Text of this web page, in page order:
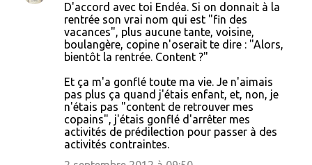
D'accord avec toi Endéa. Si on donnait à la
rentrée son vrai nom qui est "fin des
vacances", plus aucune tante, voisine,
boulangère, copine n'oserait te dire : "Alors,
bientôt la rentrée. Content ?"
Et ça m'a gonflé toute ma vie. Je n'aimais
pas plus ça quand j'étais enfant, et, non, je
n'étais pas "content de retrouver mes
copains", j'étais gonflé d'arrêter mes
activités de prédilection pour passer à des
activités contraintes.